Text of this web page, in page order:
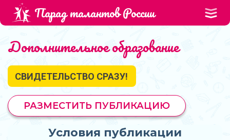
Парад талантов России
Дополнительное образование
СВИДЕТЕЛЬСТВО СРАЗУ!
РАЗМЕСТИТЬ ПУБЛИКАЦИЮ
Условия публикации